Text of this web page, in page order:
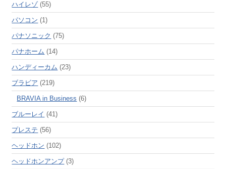
ハイレゾ(55)
パソコン (1)
パナソニック (75)
パナホーム (14)
ハンディーカム (23)
ブラビア (219)
BRAVIA in Business (6)
ブルーレイ (41)
プレステ (56)
ヘッドホン (102)
ヘッドホンアンプ(3)